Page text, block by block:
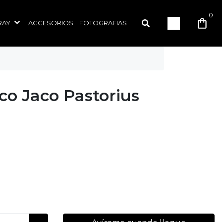
ACCESORIOS FOTOGRAFIAS
0
Jaco Pastorius